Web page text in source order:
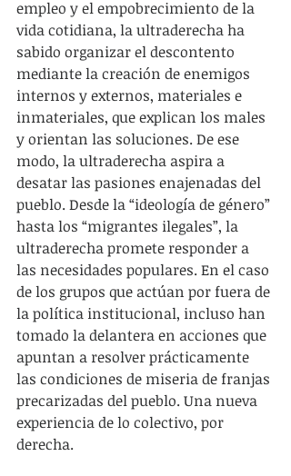
empleo y el empobrecimiento de la
vida cotidiana, la ultraderecha ha
sabido organizar el descontento
mediante la creación de enemigos
internos y externos, materiales e
inmateriales, que explican los males
y orientan las soluciones. De ese
modo, la ultraderecha aspira a
desatar las pasiones enajenadas del
pueblo. Desde la “ideología de género”
hasta los “migrantes ilegales”, la
ultraderecha promete responder a
las necesidades populares. En el caso
de los grupos que actúan por fuera de
la política institucional, incluso han
tomado la delantera en acciones que
apuntan a resolver prácticamente
las condiciones de miseria de franjas
precarizadas del pueblo. Una nueva
experiencia de lo colectivo, por
derecha.